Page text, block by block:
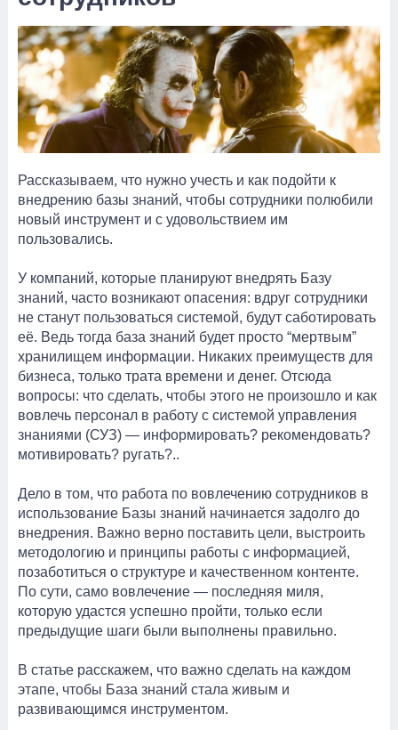
Рассказываем, что нужно учесть и как подойти к
внедрению базы знаний, чтобы сотрудники полюбили
новый инструмент и с удовольствием им
пользовались.
У компаний, которые планируют внедрять Базу
знаний, часто возникают опасения: вдруг сотрудники
не станут пользоваться системой, будут саботировать
её. Ведь тогда база знаний будет просто “мертвым”
хранилищем информации. Никаких преимуществ для
бизнеса, только трата времени и денег. Отсюда
вопросы: что сделать, чтобы этого не произошло и как
вовлечь персонал в работу с системой управления
знаниями (СУЗ) — информировать? рекомендовать?
мотивировать? ругать?..
Дело в том, что работа по вовлечению сотрудников в
использование Базы знаний начинается задолго до
внедрения. Важно верно поставить цели, выстроить
методологию и принципы работы с информацией,
позаботиться о структуре и качественном контенте.
По сути, само вовлечение — последняя миля,
которую удастся успешно пройти, только если
предыдущие шаги были выполнены правильно.
В статье расскажем, что важно сделать на каждом
этапе, чтобы База знаний стала живым и
развивающимся инструментом.